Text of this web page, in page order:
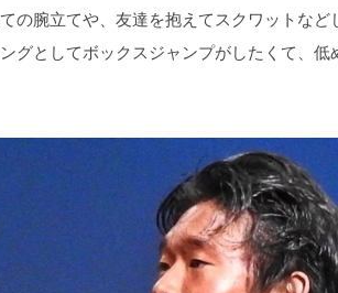
の腕立てや、友達を抱えてスクワットな
グとしてボックスジャンプがしたくて、